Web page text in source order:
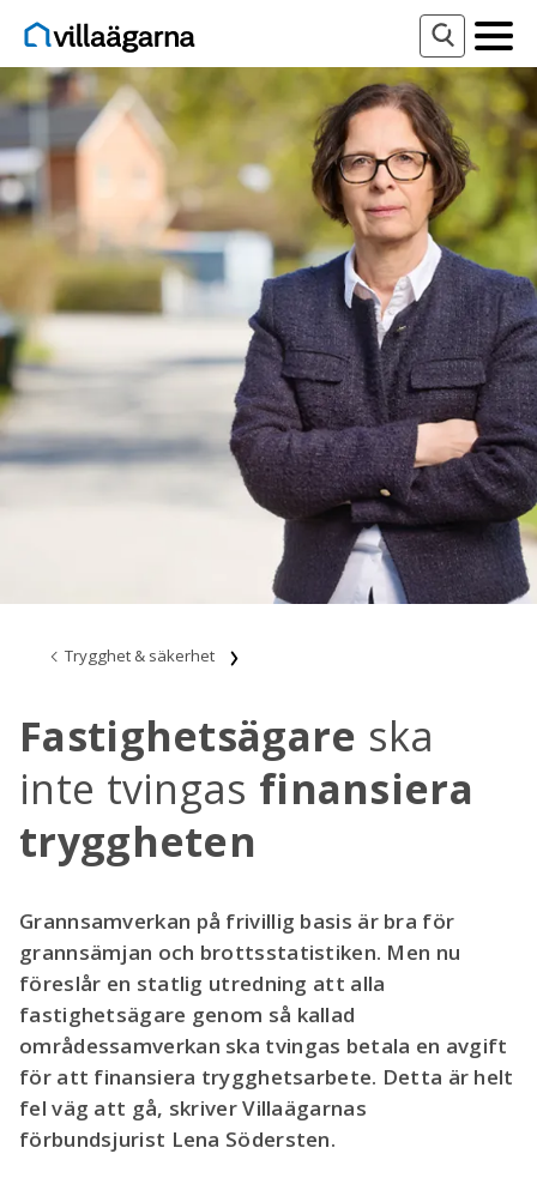
Trygghet & säkerhet
Fastighetsägare ska
inte tvingas finansiera
tryggheten
Grannsamverkan på frivillig basis är bra för
grannsämjan och brottsstatistiken. Men nu
föreslår en statlig utredning att alla
fastighetsägare genom så kallad
områdessamverkan ska tvingas betala en avgift
för att finansiera trygghetsarbete. Detta är helt
fel väg att gå, skriver Villaägarnas
förbundsjurist Lena Södersten.